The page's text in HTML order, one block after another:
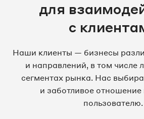
для
с
Наши клиенты — бизнесы
и направлений, в том числе
сегментах рынка. Нас
и заботливое
пользователю.